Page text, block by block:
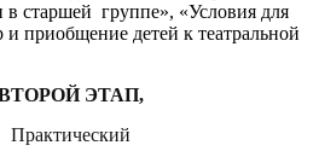
в старшей группе», «Условия для
и приобщение детей к театральной
ЭТАП,
Практический